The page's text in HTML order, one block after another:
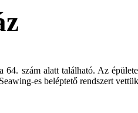
szám alatt található. Az
es beléptető rendszert